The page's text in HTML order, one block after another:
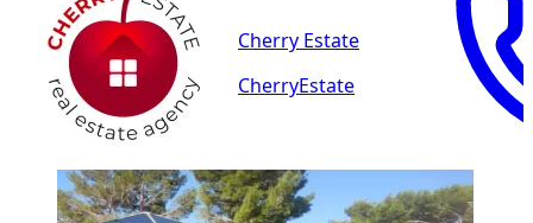
Cherry Estate
CherryEstate